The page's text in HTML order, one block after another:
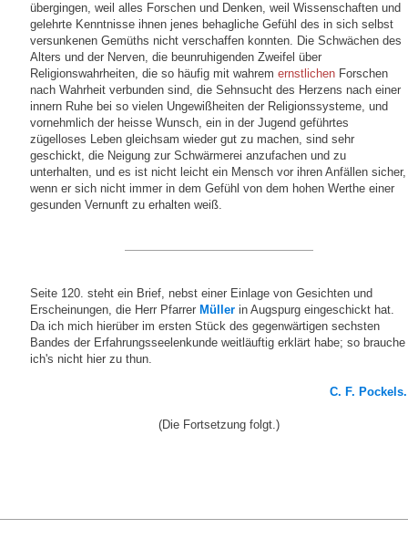
übergingen, weil alles Forschen und Denken, weil Wissenschaften und
gelehrte Kenntnisse ihnen jenes behagliche Gefühl des in sich selbst
versunkenen Gemüths nicht verschaffen konnten. Die Schwächen des
Alters und der Nerven, die beunruhigenden Zweifel über
Religionswahrheiten, die so häufig mit wahrem ernstlichen Forschen
nach Wahrheit verbunden sind, die Sehnsucht des Herzens nach einer
innern Ruhe bei so vielen Ungewißheiten der Religionssysteme, und
vornehmlich der heisse Wunsch, ein in der Jugend geführtes
zügelloses Leben gleichsam wieder gut zu machen, sind sehr
geschickt, die Neigung zur Schwärmerei anzufachen und zu
unterhalten, und es ist nicht leicht ein Mensch vor ihren Anfällen sicher,
wenn er sich nicht immer in dem Gefühl von dem hohen Werthe einer
gesunden Vernunft zu erhalten weiß.
Seite 120. steht ein Brief, nebst einer Einlage von Gesichten und
Erscheinungen, die Herr Pfarrer Müller in Augspurg eingeschickt hat.
Da ich mich hierüber im ersten Stück des gegenwärtigen sechsten
Bandes der Erfahrungsseelenkunde weitläuftig erklärt habe; so brauche
ich's nicht hier zu thun.
C. F. Pockels.
(Die Fortsetzung folgt.)